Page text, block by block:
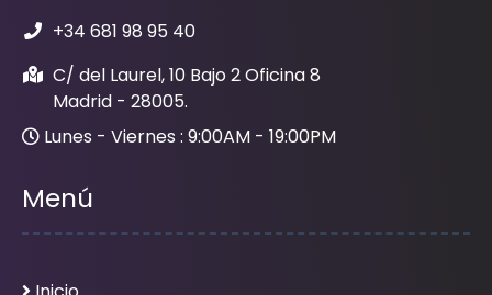
+34 681 98 95 40
C/ del Laurel, 10 Bajo 2 Oficina 8
Madrid - 28005.
Lunes - Viernes : 9:00AM - 19:00PM
Menú